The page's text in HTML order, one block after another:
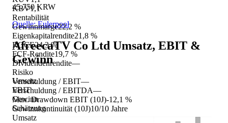
KBV1,1
Rentabilität
Gewinnmarge22,2 %
Eigenkapitalrendite21,8 %
ROCE24,3 %
FCF-Rendite19,7 %
Dividendenrendite—
Risiko
Verschuldung / EBIT—
Verschuldung / EBITDA—
Max. Drawdown EBIT (10J)-12,1 %
Gewinnkontinuität (10J)10/10 Jahre
Umsatz
45.750 KRW
Quelle: Eulerpool
AfreecaTV Co Ltd Umsatz, EBIT &
Gewinn
Umsatz
EBIT
Gewinn
Schätzung